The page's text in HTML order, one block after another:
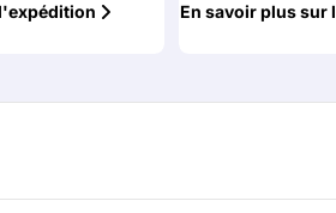
En savoir plus sur